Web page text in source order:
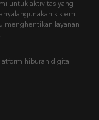
untuk aktivitas yang
sistem.
menghentikan layanan
hiburan digital